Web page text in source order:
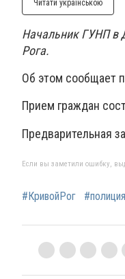
Читати українською
Начальник ГУНП в
Рога.
Об этом сообщает
Прием граждан
Предварительная
Если вы заметили ошибку,
#КривойРог #полиция